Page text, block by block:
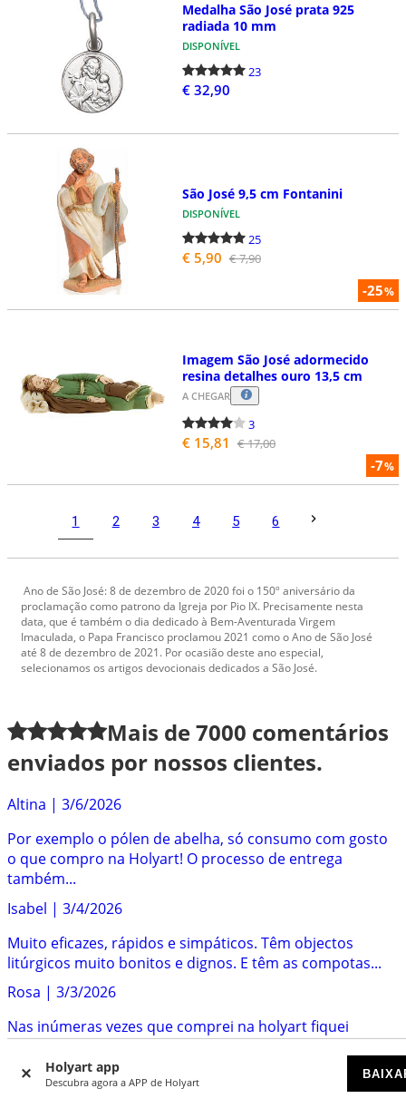
Holyart app
Descubra agora a APP de Holyart
Medalha São José prata 925
radiada 10 mm
DISPONÍVEL
23
€ 32,90
-25%
São José 9,5 cm Fontanini
DISPONÍVEL
25
€ 5,90 € 7,90
-7%
Imagem São José adormecido
resina detalhes ouro 13,5 cm
A CHEGAR
3
€ 15,81 € 17,00
1 2 3 4 5 6
Ano de São José: 8 de dezembro de 2020 foi o 150º aniversário da
proclamação como patrono da Igreja por Pio IX. Precisamente nesta
data, que é também o dia dedicado à Bem-Aventurada Virgem
Imaculada, o Papa Francisco proclamou 2021 como o Ano de São José
até 8 de dezembro de 2021. Por ocasião deste ano especial,
selecionamos os artigos devocionais dedicados a São José.
Mais de7000 comentários
enviados por nossos clientes.
Altina | 3/6/2026
Por exemplo o pólen de abelha, só consumo com gosto
o que compro na Holyart! O processo de entrega
também...
Isabel | 3/4/2026
Muito eficazes, rápidos e simpáticos. Têm objectos
litúrgicos muito bonitos e dignos. E têm as compotas...
Rosa | 3/3/2026
Nas inúmeras vezes que comprei na holyart fiquei
Antonio|3/2/2026